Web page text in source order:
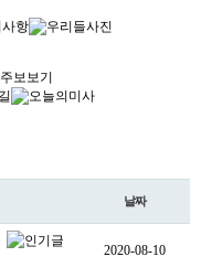
날짜
2020-08-10